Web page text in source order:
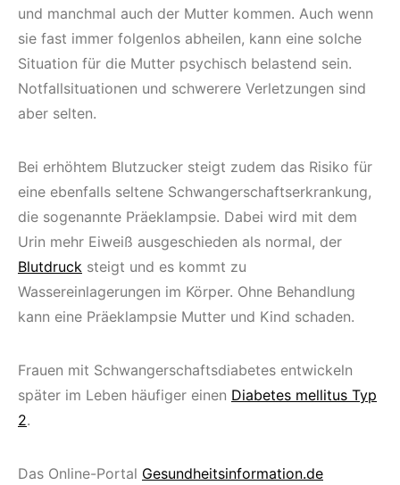
und manchmal auch der Mutter kommen. Auch wenn
sie fast immer folgenlos abheilen, kann eine solche
Situation für die Mutter psychisch belastend sein.
Notfallsituationen und schwerere Verletzungen sind
aber selten.
Bei erhöhtem Blutzucker steigt zudem das Risiko für
eine ebenfalls seltene Schwangerschaftserkrankung,
die sogenannte Präeklampsie. Dabei wird mit dem
Urin mehr Eiweiß ausgeschieden als normal, der
Blutdruck steigt und es kommt zu
Wassereinlagerungen im Körper. Ohne Behandlung
kann eine Präeklampsie Mutter und Kind schaden.
Frauen mit Schwangerschaftsdiabetes entwickeln
später im Leben häufiger einen Diabetes mellitus Typ
2.
Das Online-Portal Gesundheitsinformation.de